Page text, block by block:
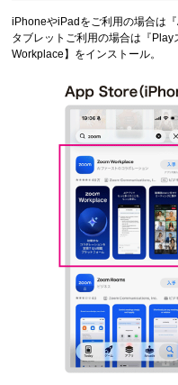
iPhoneやiPadをご利用の場合は
タブレットご利用の場合は『
Workplace】をインストール。